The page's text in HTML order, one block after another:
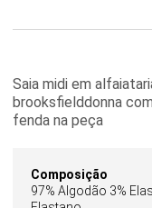
Saia midi em
brooksfielddonna
fenda na peça
Composição
97% Algodão 3%